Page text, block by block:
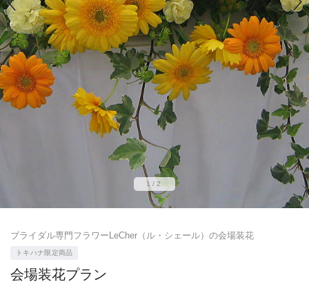
1/2
ブライダル専門フラワーLeCher（ル・シェール）の会場装花
トキハナ限定商品
会場装花プラン